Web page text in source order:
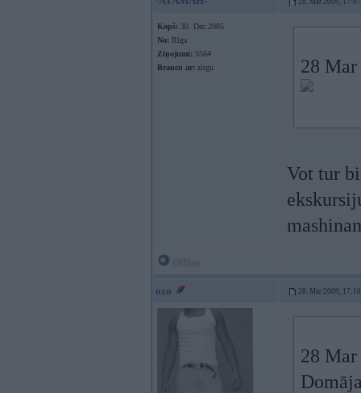
28. Mar 2009, 17:07
Kopš: 30. Dec 2005
No: Rīga
Ziņojumi: 5564
Braucu ar: zirgu 28
Vot tur
ozo 28. Mar 2009, 17:10
28